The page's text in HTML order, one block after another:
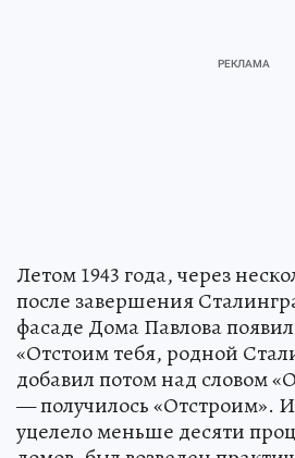
Летом 1943 года, через
после завершения
фасаде Дома Павлова
«Отстоим тебя, родной
добавил потом над словом
— получилось «Отстроим».
уцелело меньше десяти